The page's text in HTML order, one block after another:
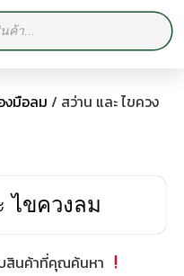
งมือลม / สว่าน และ ไขควง
ไขควงลม
บสินค้าที่คุณค้นหา